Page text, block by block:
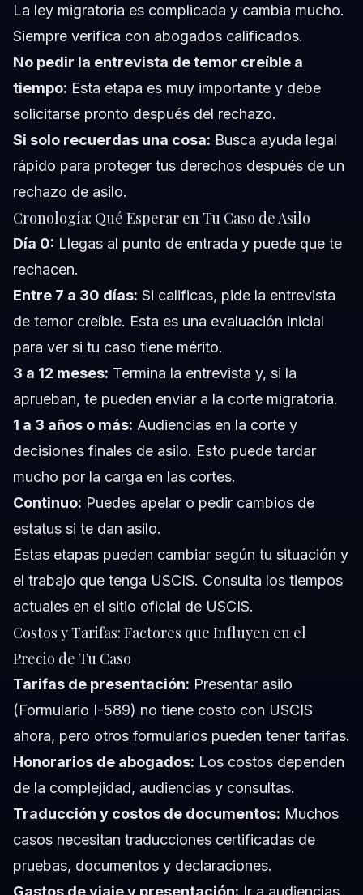
La ley migratoria es complicada y cambia mucho.
Siempre verifica con abogados calificados.
No pedir la entrevista de temor creíble a
tiempo: Esta etapa es muy importante y debe
solicitarse pronto después del rechazo.
Si solo recuerdas una cosa: Busca ayuda legal
rápido para proteger tus derechos después de un
rechazo de asilo.
Cronología: Qué Esperar en Tu Caso de Asilo
Día 0: Llegas al punto de entrada y puede que te
rechacen.
Entre 7 a 30 días: Si calificas, pide la entrevista
de temor creíble. Esta es una evaluación inicial
para ver si tu caso tiene mérito.
3 a 12 meses: Termina la entrevista y, si la
aprueban, te pueden enviar a la corte migratoria.
1 a 3 años o más: Audiencias en la corte y
decisiones finales de asilo. Esto puede tardar
mucho por la carga en las cortes.
Continuo: Puedes apelar o pedir cambios de
estatus si te dan asilo.
Estas etapas pueden cambiar según tu situación y
el trabajo que tenga USCIS. Consulta los tiempos
actuales en el sitio oficial de USCIS.
Costos y Tarifas: Factores que Influyen en el
Precio de Tu Caso
Tarifas de presentación: Presentar asilo
(Formulario I-589) no tiene costo con USCIS
ahora, pero otros formularios pueden tener tarifas.
Honorarios de abogados: Los costos dependen
de la complejidad, audiencias y consultas.
Traducción y costos de documentos: Muchos
casos necesitan traducciones certificadas de
pruebas, documentos y declaraciones.
Gastos de viaje y presentación: Ir a audiencias